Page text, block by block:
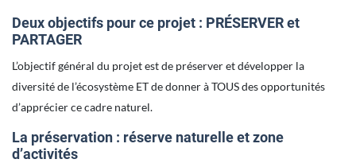
Deux objectifs pour ce projet : PRÉSERVER et
PARTAGER
L’objectif général du projet est de préserver et développer la
diversité de l’écosystème ET de donner à TOUS des opportunités
d’apprécier ce cadre naturel.
La préservation : réserve naturelle et zone
d’activités